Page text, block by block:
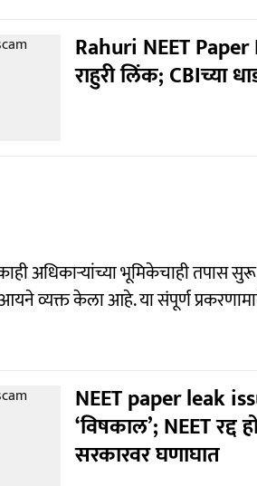
Rahuri NEET Paper
राहुरी लिंक; CBIच्या
काही अधिकाऱ्यांच्या भूमिकेचाही
व्यक्त केला आहे. या संपूर्ण
NEET paper leak
‘विषकाल’; NEET रद्द
सरकारवर घणाघात